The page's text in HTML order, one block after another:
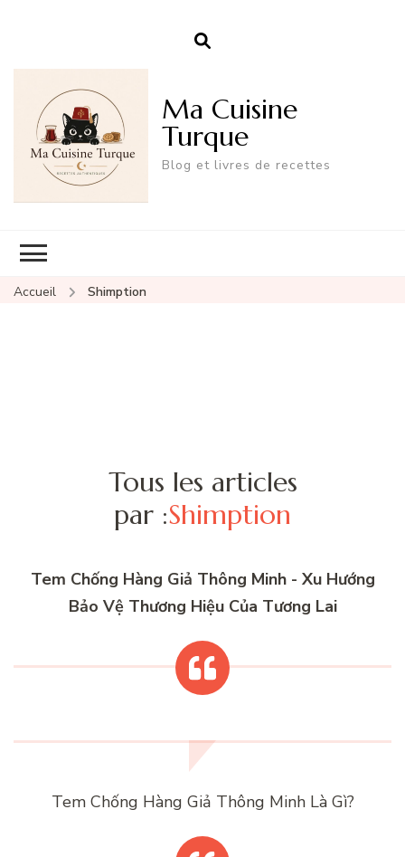
Ma Cuisine
Turque
Blog et livres de recettes
Accueil Shimption
Tous les articles
par :Shimption
Tem Chống Hàng Giả Thông Minh - Xu Hướng
Bảo Vệ Thương Hiệu Của Tương Lai
Tem Chống Hàng Giả Thông Minh Là Gì?